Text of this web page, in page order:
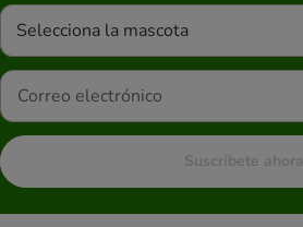
Selecciona la mascota
Suscríbete ahora